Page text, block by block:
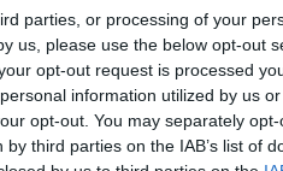
parties, or processing of your
us, please use the below opt-out
opt-out request is processed
information utilized by us
opt-out. You may separately
third parties on the IAB’s list of
τακτική που